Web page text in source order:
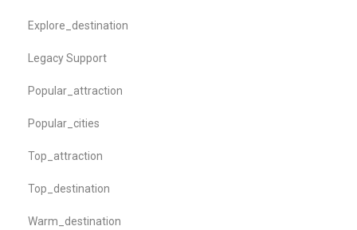
Explore_destination
Legacy Support
Popular_attraction
Popular_cities
Top_attraction
Top_destination
Warm_destination